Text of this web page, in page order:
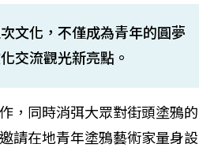
文化，不僅成為青年的圓夢
交流觀光新亮點。
，同時消弭大眾對街頭塗鴉的
請在地青年塗鴉藝術家量身設